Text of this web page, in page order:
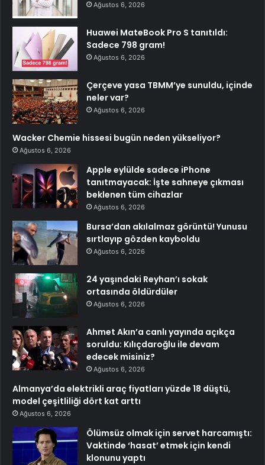
Ağustos 6, 2026
Huawei MateBook Pro S tanıtıldı:
Sadece 798 gram!
Ağustos 6, 2026
Çerçeve yasa TBMM’ye sunuldu, içinde
neler var?
Ağustos 6, 2026
Wacker Chemie hissesi bugün neden yükseliyor?
Ağustos 6, 2026
Apple eylülde sadece iPhone
tanıtmayacak: İşte sahneye çıkması
beklenen tüm cihazlar
Ağustos 6, 2026
Bursa’dan akılalmaz görüntü! Yunusu
sırtlayıp gözden kayboldu
Ağustos 6, 2026
24 yaşındaki Reyhan’ı sokak
ortasında öldürdüler
Ağustos 6, 2026
Ahmet Akın’a canlı yayında açıkça
soruldu: Kılıçdaroğlu ile devam
edecek misiniz?
Ağustos 6, 2026
Almanya’da elektrikli araç fiyatları yüzde 18 düştü,
model çeşitliliği dört kat arttı
Ağustos 6, 2026
Ölümsüz olmak için servet harcamıştı:
Vaktinde ‘hasat’ etmek için kendi
klonunu yaptı